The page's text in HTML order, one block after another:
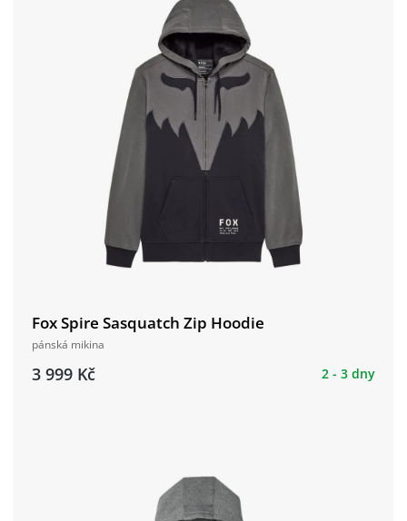
Fox Spire Sasquatch Zip Hoodie
pánská mikina
3 999 Kč 2 - 3 dny